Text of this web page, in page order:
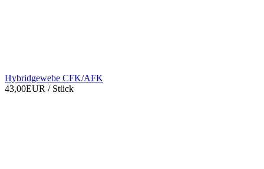
Hybridgewebe CFK/AFK
43,00EUR / Stück